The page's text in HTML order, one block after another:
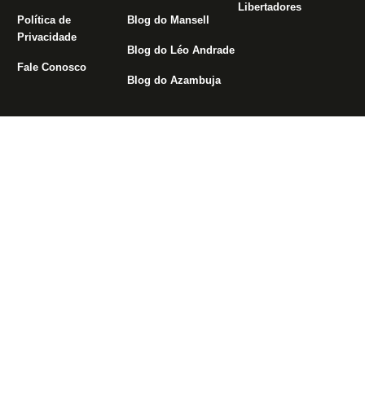
Política de
Privacidade
Fale Conosco
Blog do Mansell
Blog do Léo Andrade
Blog do Azambuja
Libertadores